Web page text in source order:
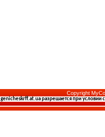
Copyright
genicheskrff.at.uaразрешается при условии